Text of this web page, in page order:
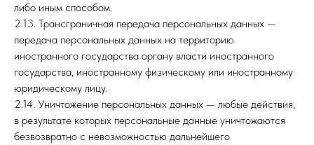
либо иным способом.
2.13. Трансграничная передача персональных данных —
передача персональных данных на территорию
иностранного государства органу власти иностранного
государства, иностранному физическому или иностранному
юридическому лицу.
2.14. Уничтожение персональных данных — любые действия,
в результате которых персональные данные уничтожаются
безвозвратно с невозможностью дальнейшего